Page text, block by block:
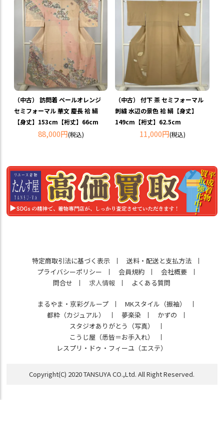
（中古） 訪問着 ペールオレンジ
セミフォーマル 華文 慶長 袷 絹
【身丈】153cm【裄丈】66cm
88,000円(税込)
（中古） 付下 茶 セミフォーマル
刺繍 水辺の景色 袷 絹【身丈】
149cm【裄丈】62.5cm
11,000円(税込)
特定商取引法に基づく表示
送料・配送と支払方法
プライバシーポリシー
会員規約
会社概要
問合せ
求人情報 よくある質問
まるやま・京彩グループ
MKスタイル（振袖）
都粋（カジュアル）
夢楽染
かずの
スタジオありがとう（写真）
こうじ屋（悉皆＝お手入れ）
レスプリ・ドゥ・フィーユ（エステ）
Copyright(C) 2020 TANSUYA CO.,Ltd. All Right Reserved.